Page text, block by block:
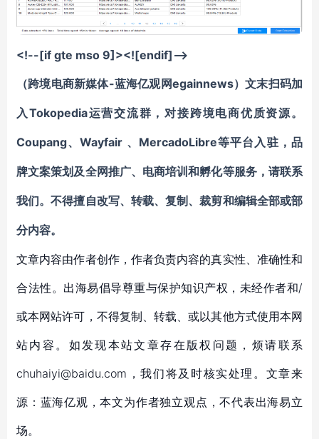
<!--[if gte mso 9]><![endif]-->
（跨境电商新媒体-蓝海亿观网egainnews）文末扫码加
入 Tokopedia运营交流群 ，对接跨境电商优质资源。
Coupang、Wayfair 、 MercadoLibre等平台入驻 ，品
牌文案策划及全网推广、电商培训和孵化等服务，请联系
我们。不得擅自改写、转载、复制、裁剪和编辑全部或部
分内容。
文章内容由作者创作，作者负责内容的真实性、准确性和
合法性。出海易倡导尊重与保护知识产权，未经作者和/
或本网站许可，不得复制、转载、或以其他方式使用本网
站内容。如发现本站文章存在版权问题，烦请联系
chuhaiyi@baidu.com，我们将及时核实处理。文章来
源：蓝海亿观，本文为作者独立观点，不代表出海易立
场。